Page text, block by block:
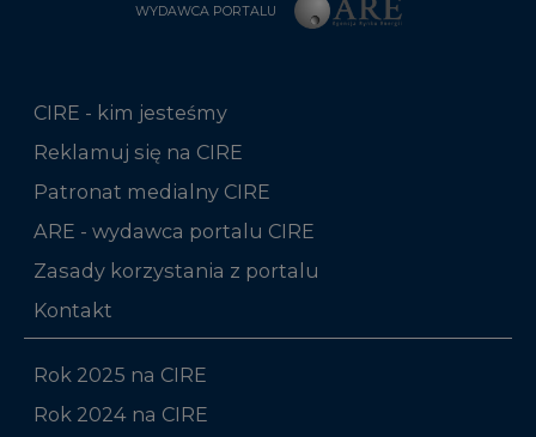
WYDAWCA PORTALU
CIRE - kim jesteśmy
Reklamuj się na CIRE
Patronat medialny CIRE
ARE - wydawca portalu CIRE
Zasady korzystania z portalu
Kontakt
Rok 2025 na CIRE
Rok 2024 na CIRE